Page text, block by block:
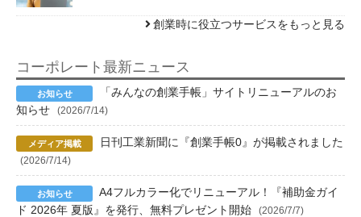
創業時に役立つサービスをもっと見る
コーポレート最新ニュース
「みんなの創業手帳」サイトリニューアルのお
知らせ
(2026/7/14)
日刊工業新聞に『創業手帳0』が掲載されました
(2026/7/14)
A4フルカラー化でリニューアル！『補助金ガイ
ド 2026年 夏版』を発行、無料プレゼント開始
(2026/7/7)